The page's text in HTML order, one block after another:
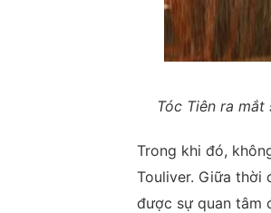
Tóc Tiên ra mắt
Trong khi đó,
Touliver. Giữa thời
được sự quan tâm